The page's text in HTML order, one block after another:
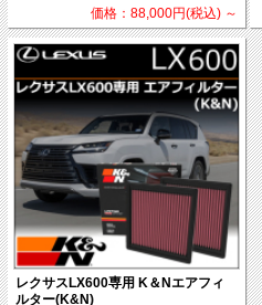
価格：88,000円(税込) ～
レクサスLX600専用 K＆Nエアフィ
ルター(K&N)